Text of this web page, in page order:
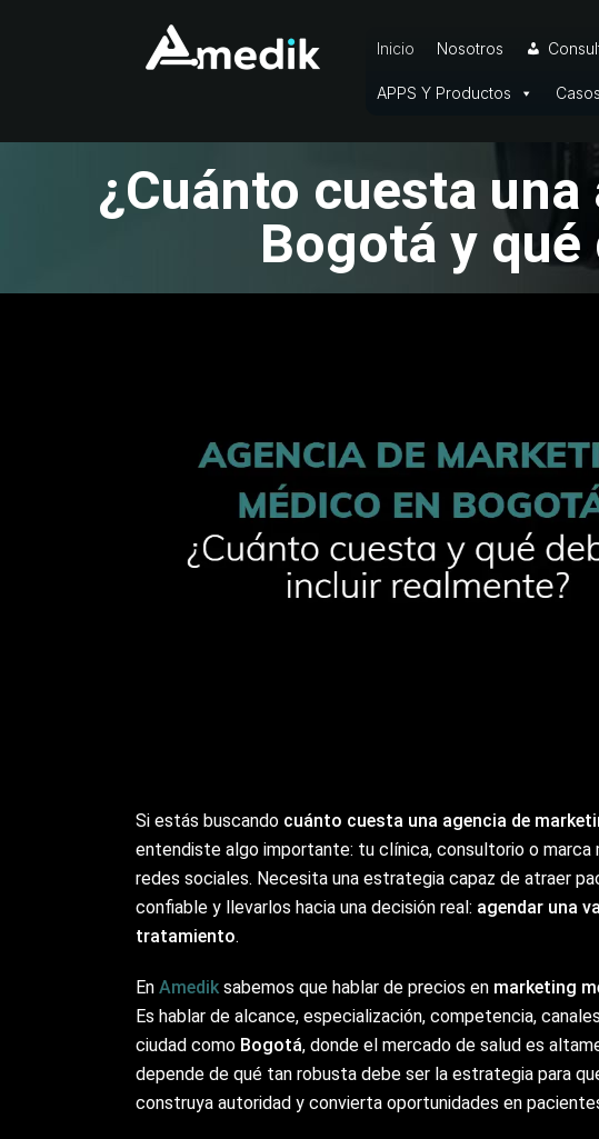
Inicio Nosotros
APPS Y Productos
¿Cuánto cuesta
Bogotá y
Si estás buscando cuánto cuesta una agencia de
entendiste algo importante: tu clínica, consultorio o marca
redes sociales. Necesita una estrategia capaz de atraer
confiable y llevarlos hacia una decisión real: agendar una
tratamiento.
En Amedik sabemos que hablar de precios en marketing
Es hablar de alcance, especialización, competencia,
ciudad como Bogotá, donde el mercado de salud es
depende de qué tan robusta debe ser la estrategia para
construya autoridad y convierta oportunidades en